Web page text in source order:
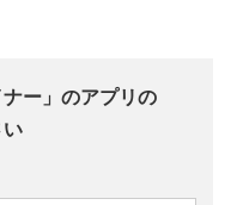
ナー」のアプリの